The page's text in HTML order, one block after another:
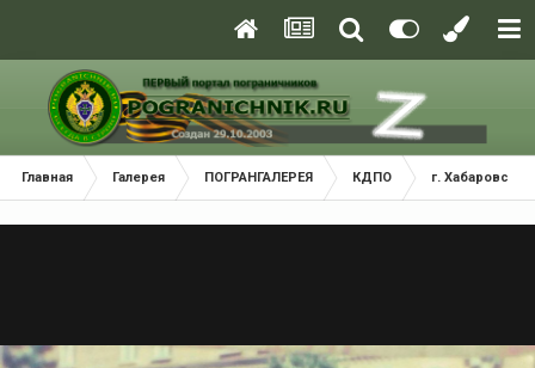
Главная Галерея ПОГРАНГАЛЕРЕЯ КДПО г. Хабаровск